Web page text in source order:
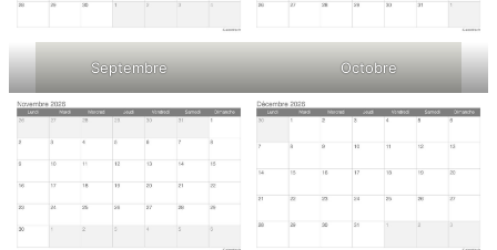
Septembre Octobre